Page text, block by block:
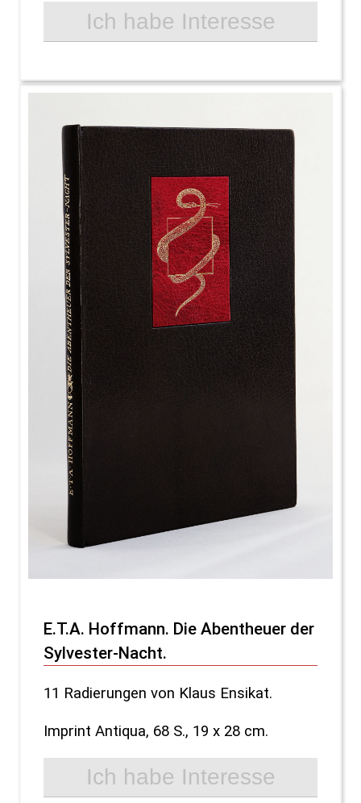
E.T.A. Hoffmann. Die Abentheuer der
Sylvester-Nacht.
11 Radierungen von Klaus Ensikat.
Imprint Antiqua, 68 S., 19 x 28 cm.